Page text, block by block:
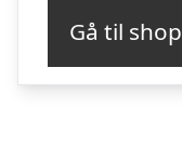
Gå til shop